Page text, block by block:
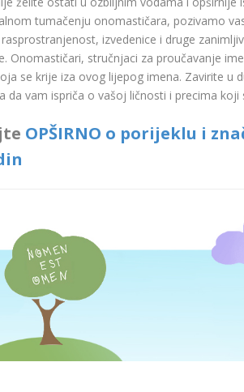
tumačenju onomastičara, pozivamo
izvedenice i druge
Onomastičari, stručnjaci za proučavanje
se krije iza ovog lijepog imena. Zavirite u
da vam ispriča o vašoj ličnosti i precima koji
OPŠIRNO o porijeklu i